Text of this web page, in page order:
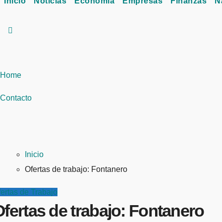
Home
Contacto
Inicio
Ofertas de trabajo: Fontanero
de Trabajo
de trabajo: Fontanero